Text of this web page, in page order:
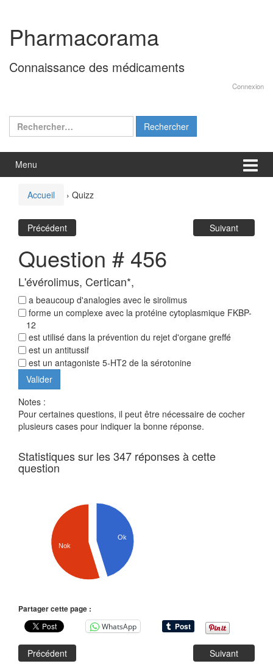
contenu
menu
principal
Pharmacorama
Connaissance des médicaments
Connexion
Rechercher :
Menu
Accueil › Quizz
Précédent Suivant
Question # 456
L'évérolimus, Certican*,
a beaucoup d'analogies avec le sirolimus
forme un complexe avec la protéine cytoplasmique FKBP-
12
est utilisé dans la prévention du rejet d'organe greffé
est un antitussif
est un antagoniste 5-HT2 de la sérotonine
Notes :
Pour certaines questions, il peut être nécessaire de cocher
plusieurs cases pour indiquer la bonne réponse.
Statistiques sur les 347 réponses à cette
question
Ok
Nok
Partager cette page :
WhatsApp
Précédent Suivant